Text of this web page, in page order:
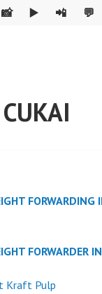
📸 ▶️ 📲 💬
FORWARDING
FORWARDER
Kraft Pulp